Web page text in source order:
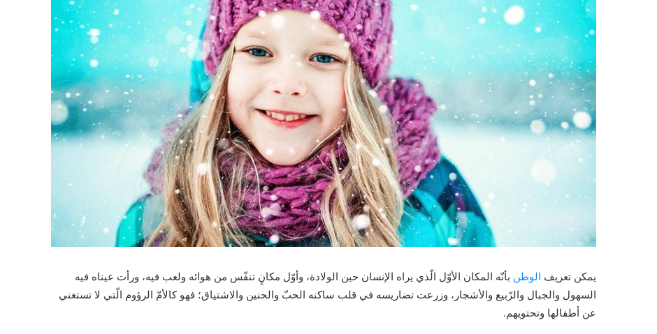
يمكن تعريف الوطن بأنّه المكان الأوّل الّذي يراه الإنسان حين الولادة، وأوّل مكانٍ تنفّس من هوائه ولعب فيه، ورأت عيناه فيه
السهول والجبال والرّبيع والأشجار، وزرعت تضاريسه في قلب ساكنه الحبّ والحنين والاشتياق؛ فهو كالأمّ الرؤوم الّتي لا تستغني
عن أطفالها وتحتويهم.